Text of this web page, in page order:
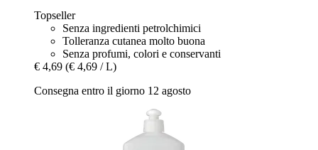
Topseller
Senza ingredienti petrolchimici
Tolleranza cutanea molto buona
Senza profumi, colori e conservanti
€ 4,69 (€ 4,69 / L)
Consegna entro il giorno 12 agosto